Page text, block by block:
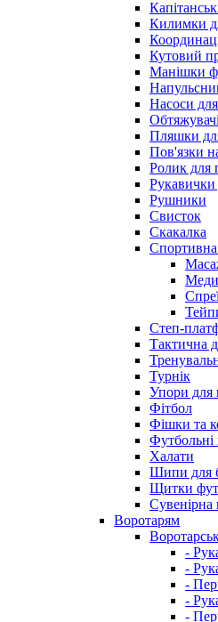
Килимки
Кутовий
Манішки
Насоси
Обтяжувачі
Пляшки
Пов'язки
Ролик для
Рукавички
Рушники
Свисток
Скакалка
Степ-
Тактична
Турнік
Упори для
Фітбол
Фішки та
Футбольні
Халати
Шипи для
Щитки
Сувенірна
Воротарям
-
-
-
-
-